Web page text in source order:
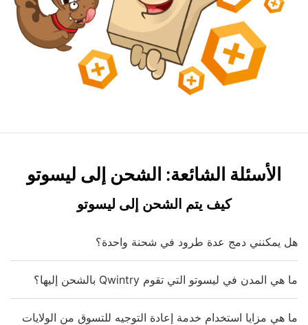
الأسئلة الشائعة: الشحن إلى ليسوتو
كيف يتم الشحن إلى ليسوتو
هل يمكنني دمج عدة طرود في شحنة واحدة؟
ما هي المدن في ليسوتو التي تقوم Qwintry بالشحن إليها؟
ما هي مزايا استخدام خدمة إعادة التوجيه للتسوق من الولايات